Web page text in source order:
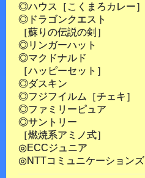
◎ハウス［こくまろカレー］
◎ドラゴンクエスト
［蘇りの伝説の剣］
◎リンガーハット
◎マクドナルド
［ハッピーセット］
◎ダスキン
◎フジフイルム［チェキ］
◎ファミリーピュア
◎サントリー
［燃焼系アミノ式］
◎ECCジュニア
◎NTTコミュニケーションズ